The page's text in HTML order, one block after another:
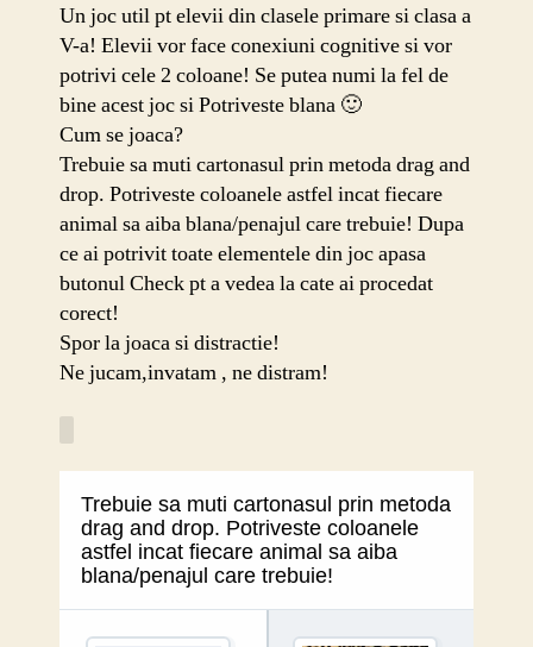
Un joc util pt elevii din clasele primare si clasa a
V-a! Elevii vor face conexiuni cognitive si vor
potrivi cele 2 coloane! Se putea numi la fel de
bine acest joc si Potriveste blana 🙂
Cum se joaca?
Trebuie sa muti cartonasul prin metoda drag and
drop. Potriveste coloanele astfel incat fiecare
animal sa aiba blana/penajul care trebuie! Dupa
ce ai potrivit toate elementele din joc apasa
butonul Check pt a vedea la cate ai procedat
corect!
Spor la joaca si distractie!
Ne jucam,invatam , ne distram!